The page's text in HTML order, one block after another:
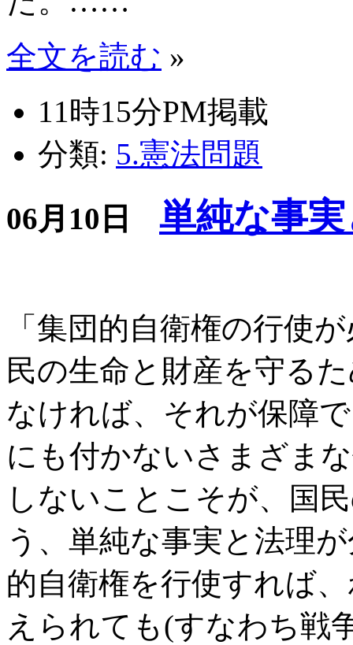
全文を読む »
11時15分PM掲載
分類: 5.憲法問題
06月10日
単純な事
「集団的自衛権の行使
民の生命と財産を守る
なければ、それが保障
にも付かないさまざま
しないことこそが、国
う、単純な事実と法理
的自衛権を行使すれば
えられても(すなわち戦